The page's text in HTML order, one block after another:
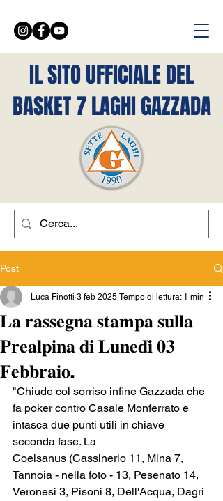
IL SITO UFFICIALE DEL
BASKET 7 LAGHI GAZZADA
Post
𝐋𝐚 𝐫𝐚𝐬𝐬𝐞𝐠𝐧𝐚 𝐬𝐭𝐚𝐦𝐩𝐚 𝐬𝐮𝐥𝐥𝐚
𝐏𝐫𝐞𝐚𝐥𝐩𝐢𝐧𝐚 𝐝𝐢 𝐋𝐮𝐧𝐞𝐝𝐢̀ 𝟎𝟑
𝐅𝐞𝐛𝐛𝐫𝐚𝐢𝐨.
Luca Finotti 3 feb 2025 Tempo di lettura: 1 min
"Chiude col sorriso infine Gazzada che
fa poker contro Casale Monferrato e
intasca due punti utili in chiave
seconda fase. La
Coelsanus (Cassinerio 11, Mina 7,
Tannoia - nella foto - 13, Pesenato 14,
Veronesi 3, Pisoni 8, Dell'Acqua, Dagri